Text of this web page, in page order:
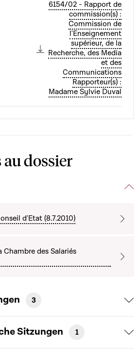
6154/02 - Rapport de
commission(s) :
Commission de
l'Enseignement
supérieur, de la
Recherche, des Media
et des
Communications
Rapporteur(s) :
Madame Sylvie Duval
au dossier
d'Etat (8.7.2010)
des Salariés
3
Sitzungen 1